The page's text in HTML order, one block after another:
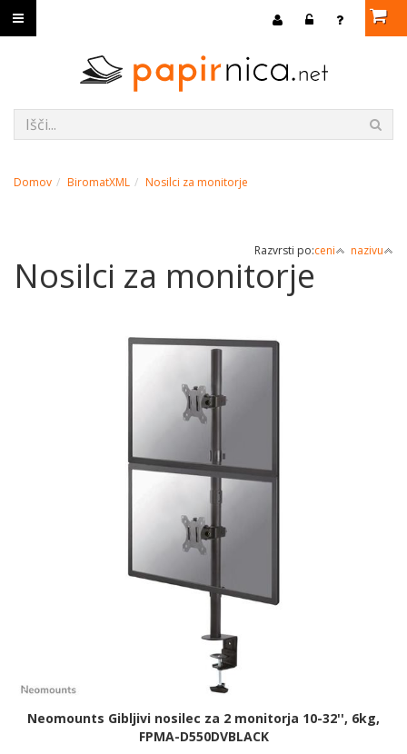
Domov BiromatXML Nosilci za monitorje
Razvrsti po:ceni nazivu
Nosilci za monitorje
Neomounts Gibljivi nosilec za 2 monitorja 10-32'', 6kg,
FPMA-D550DVBLACK